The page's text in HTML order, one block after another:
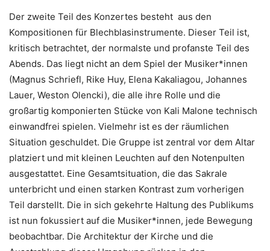
Der zweite Teil des Konzertes besteht aus den
Kompositionen für Blechblasinstrumente. Dieser Teil ist,
kritisch betrachtet, der normalste und profanste Teil des
Abends. Das liegt nicht an dem Spiel der Musiker*innen
(Magnus Schriefl, Rike Huy, Elena Kakaliagou, Johannes
Lauer, Weston Olencki), die alle ihre Rolle und die
großartig komponierten Stücke von Kali Malone technisch
einwandfrei spielen. Vielmehr ist es der räumlichen
Situation geschuldet. Die Gruppe ist zentral vor dem Altar
platziert und mit kleinen Leuchten auf den Notenpulten
ausgestattet. Eine Gesamtsituation, die das Sakrale
unterbricht und einen starken Kontrast zum vorherigen
Teil darstellt. Die in sich gekehrte Haltung des Publikums
ist nun fokussiert auf die Musiker*innen, jede Bewegung
beobachtbar. Die Architektur der Kirche und die